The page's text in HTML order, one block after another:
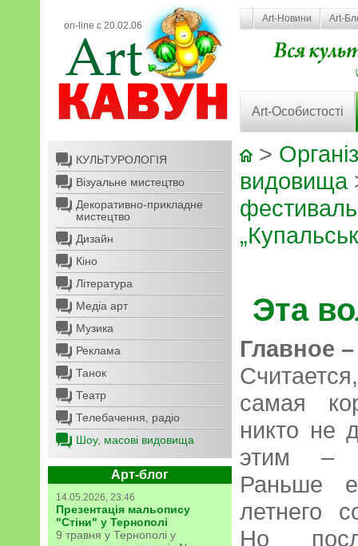
on-line с 20.02.06
Art-Новини Art-
Art-Особистості
КУЛЬТУРОЛОГІЯ
Візуальне мистецтво
Декоративно-прикладне
мистецтво
Дизайн
Кіно
Література
Медіа арт
Музика
Реклама
Танок
Театр
Телебачення, радіо
Шоу, масові видовища
Арт-блог
14.05.2026, 23:46
Презентація мальопису
"Стіни" у Тернополі
9 травня у Тернополі у
>
видовища
фестиваль
Эта
Главное
самая
никто не
этим –
Раньше
летнего
Но